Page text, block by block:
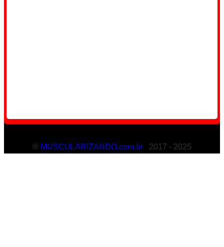
® MUSCULARIZANDO.com.br 2017 - 2025